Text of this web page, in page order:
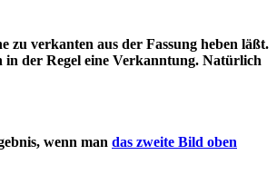
verkanten aus der Fassung heben läßt.
in der Regel eine Verkanntung. Natürlich
wenn man das zweite Bild oben